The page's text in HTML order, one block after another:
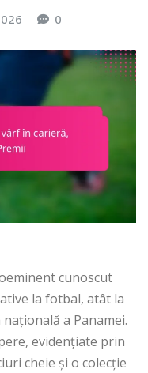
0
cunoscut
la fotbal, atât la
a Panamei.
evidențiate prin
cheie și o colecție